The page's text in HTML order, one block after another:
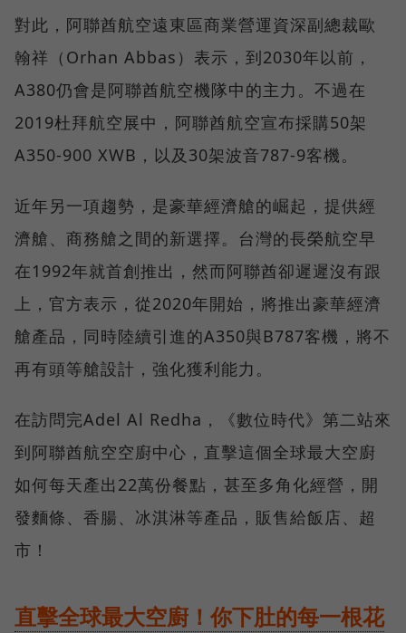
對此，阿聯酋航空遠東區商業營運資深副總裁歐
翰祥（Orhan Abbas）表示，到2030年以前，
A380仍會是阿聯酋航空機隊中的主力。不過在
2019杜拜航空展中，阿聯酋航空宣布採購50架
A350-900 XWB，以及30架波音787-9客機。
近年另一項趨勢，是豪華經濟艙的崛起，提供經
濟艙、商務艙之間的新選擇。台灣的長榮航空早
在1992年就首創推出，然而阿聯酋卻遲遲沒有跟
上，官方表示，從2020年開始，將推出豪華經濟
艙產品，同時陸續引進的A350與B787客機，將不
再有頭等艙設計，強化獲利能力。
在訪問完Adel Al Redha，《數位時代》第二站來
到阿聯酋航空空廚中心，直擊這個全球最大空廚
如何每天產出22萬份餐點，甚至多角化經營，開
發麵條、香腸、冰淇淋等產品，販售給飯店、超
市！
直擊全球最大空廚！你下肚的每一根花